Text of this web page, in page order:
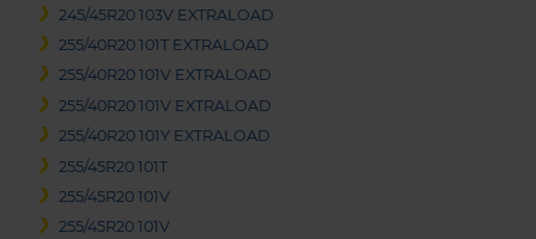
245/45R20 103V EXTRALOAD
255/40R20 101T EXTRALOAD
255/40R20 101V EXTRALOAD
255/40R20 101V EXTRALOAD
255/40R20 101Y EXTRALOAD
255/45R20 101T
255/45R20 101V
255/45R20 101V